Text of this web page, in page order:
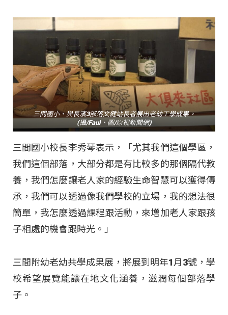
三間國小、與長濱3部落文健站長者展出老幼工學成果。
(攝/Faul、圖/原視新聞網)
三間國小校長李秀琴表示，「尤其我們這個學區，
我們這個部落，大部分都是有比較多的那個隔代教
養，我們怎麼讓老人家的經驗生命智慧可以獲得傳
承，我們可以透過像我們學校的立場，我的想法很
簡單，我怎麼透過課程跟活動，來增加老人家跟孩
子相處的機會跟時光。」
三間附幼老幼共學成果展，將展到明年1月3號，學
校希望展覽能讓在地文化涵養，滋潤每個部落學
子。